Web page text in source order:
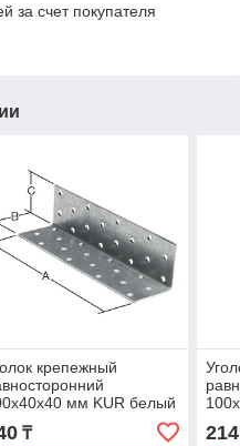
за счет покупателя
крепежный
мм KUR белый
STARFIX
₸ 214